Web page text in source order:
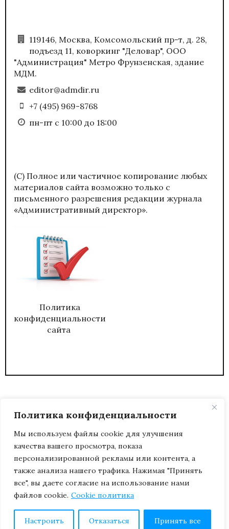
Политика конфиденциальности
Мы используем файлы cookie для улучшения
качества вашего просмотра, показа
персонализированной рекламы или контента, а
также анализа нашего трафика. Нажимая "Принять
все", вы даете согласие на использование нами
файлов cookie. Cookie политика
Настроить Отказаться Принять все
119146, Москва, Комсомольский пр-т, д. 28,
подъезд 11, коворкинг "Деловар", ООО
"Администрация" Метро Фрунзенская, здание
МДМ.
editor@admdir.ru
+7 (495) 969-8768
пн-пт с 10:00 до 18:00
(С) Полное или частичное копирование любых
материалов сайта возможно только с
письменного разрешения редакции журнала
«Административный директор».
Политика
конфиденциальности
сайта
ДИРЕКТОР.